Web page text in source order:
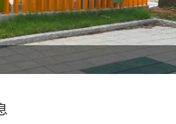
源
源
的中廊
的中廊